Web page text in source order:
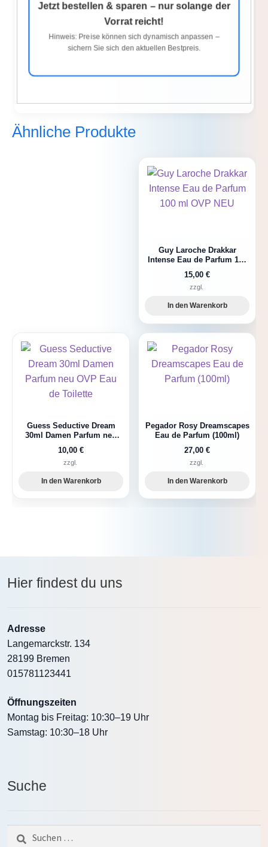
Jetzt bestellen & sparen – nur solange der
Vorrat reicht!
Hinweis: Preise können sich dynamisch anpassen –
sichern Sie sich den aktuellen Bestpreis.
Ähnliche Produkte
Guy Laroche Drakkar
Intense Eau de Parfum 100
15,00 €
zzgl.
In den Warenkorb
Guess Seductive Dream
30ml Damen Parfum neu
10,00 €
zzgl.
In den Warenkorb
Pegador Rosy Dreamscapes
Eau de Parfum (100ml)
27,00 €
zzgl.
In den Warenkorb
Hier findest du uns
Adresse
Langemarckstr. 134
28199 Bremen
015781123441
Öffnungszeiten
Montag bis Freitag: 10:30–19 Uhr
Samstag: 10:30–18 Uhr
Suche